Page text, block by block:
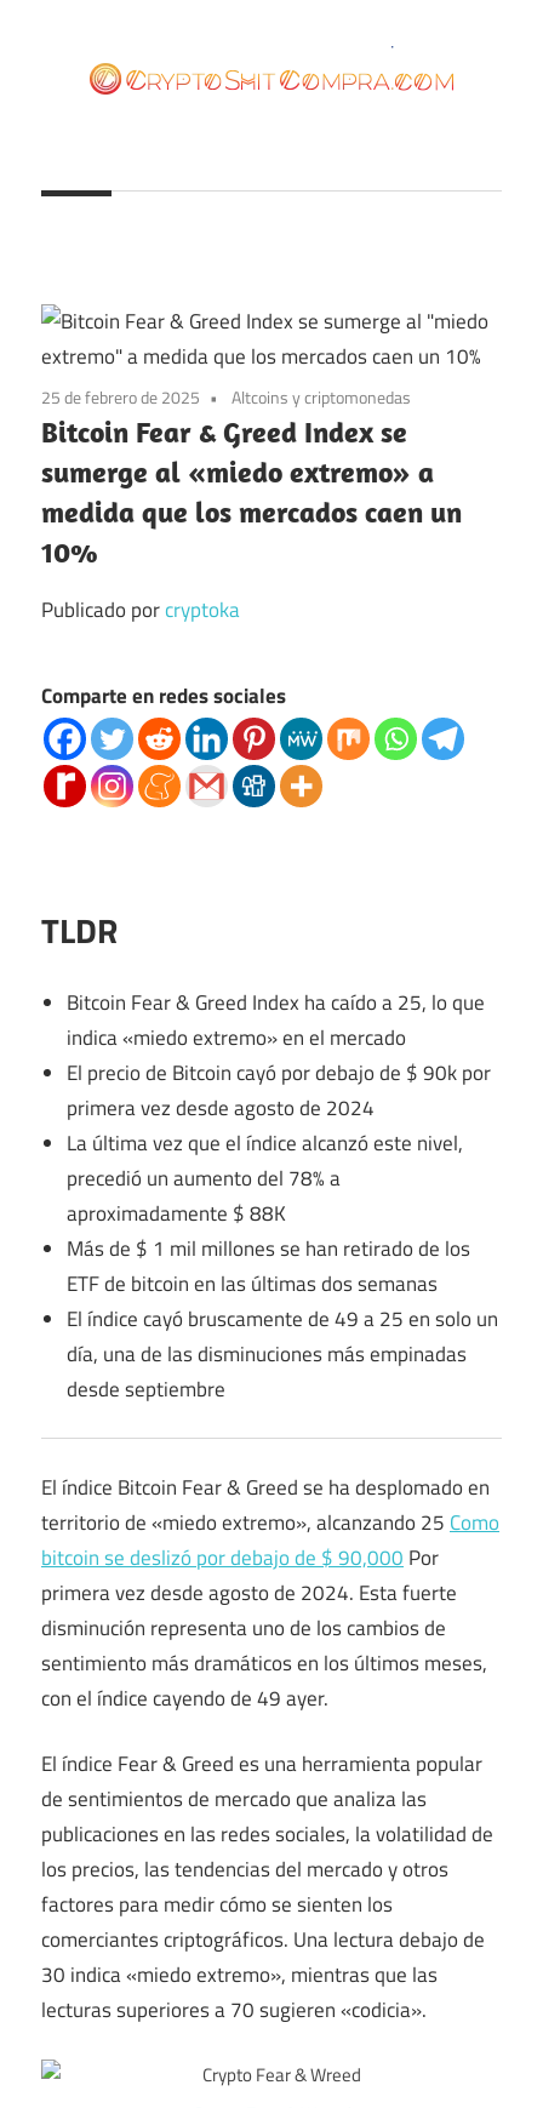
contenido
25 de febrero de 2025 Altcoins y criptomonedas
Bitcoin Fear & Greed Index se
sumerge al «miedo extremo» a
medida que los mercados caen un
10%
Publicado porcryptoka
Comparte en redes sociales
TLDR
Bitcoin Fear & Greed Index ha caído a 25, lo que
indica «miedo extremo» en el mercado
El precio de Bitcoin cayó por debajo de $ 90k por
primera vez desde agosto de 2024
La última vez que el índice alcanzó este nivel,
precedió un aumento del 78% a
aproximadamente $ 88K
Más de $ 1 mil millones se han retirado de los
ETF de bitcoin en las últimas dos semanas
El índice cayó bruscamente de 49 a 25 en solo un
día, una de las disminuciones más empinadas
desde septiembre
El índice Bitcoin Fear & Greed se ha desplomado en
territorio de «miedo extremo», alcanzando 25 Como
bitcoin se deslizó por debajo de $ 90,000 Por
primera vez desde agosto de 2024. Esta fuerte
disminución representa uno de los cambios de
sentimiento más dramáticos en los últimos meses,
con el índice cayendo de 49 ayer.
El índice Fear & Greed es una herramienta popular
de sentimientos de mercado que analiza las
publicaciones en las redes sociales, la volatilidad de
los precios, las tendencias del mercado y otros
factores para medir cómo se sienten los
comerciantes criptográficos. Una lectura debajo de
30 indica «miedo extremo», mientras que las
lecturas superiores a 70 sugieren «codicia».